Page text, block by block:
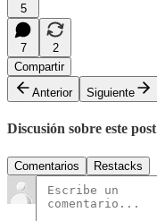
5
7
2
Compartir
Anterior
Siguiente
Discusión sobre este post
Comentarios Restacks